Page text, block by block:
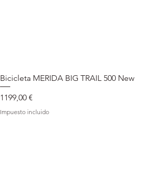
Bicicleta MERIDA BIG TRAIL 500 New
Precio
1199,00 €
Impuesto incluido